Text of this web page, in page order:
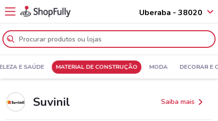
Uberaba - 38020
E SAÚDE MATERIAL DE CONSTRUÇÃO MODA DECORAR E
Suvinil Saiba mais